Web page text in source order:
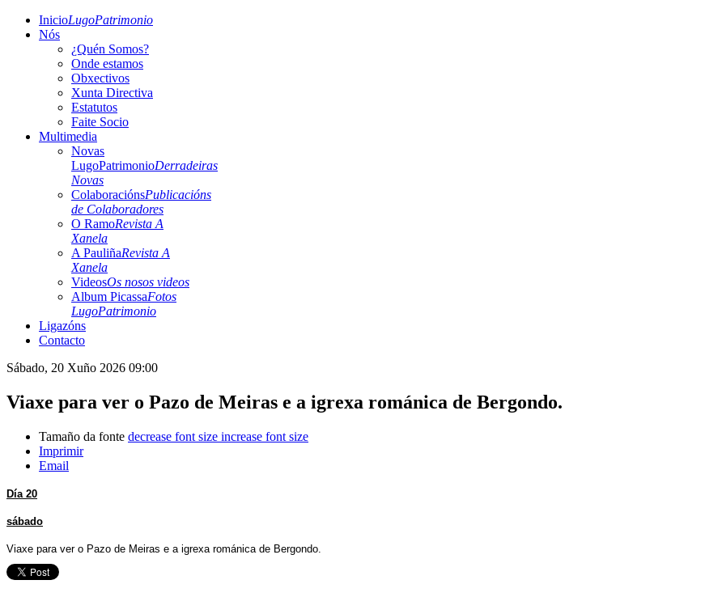
InicioLugoPatrimonio
Nós
¿Quén Somos?
Onde estamos
Obxectivos
Xunta Directiva
Estatutos
Faite Socio
Multimedia
Novas
LugoPatrimonioDerradeiras
Novas
ColaboraciónsPublicacións
de Colaboradores
O RamoRevista A
Xanela
A PauliñaRevista A
Xanela
VideosOs nosos videos
Album PicassaFotos
LugoPatrimonio
Ligazóns
Contacto
Sábado, 20 Xuño 2026 09:00
Viaxe para ver o Pazo de Meiras e a igrexa románica de Bergondo.
Tamaño da fonte decrease font size increase font size
Imprimir
Email
Día 20
sábado
Viaxe para ver o Pazo de Meiras e a igrexa románica de Bergondo.